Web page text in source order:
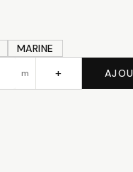
MARINE
m +